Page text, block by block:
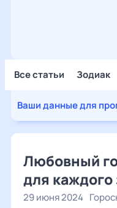
Все статьи Зодиак
Ваши данные для
Любовный
для каждого
29 июня 2024